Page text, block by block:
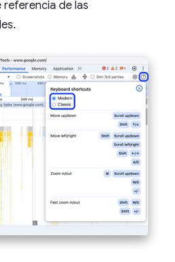
de las